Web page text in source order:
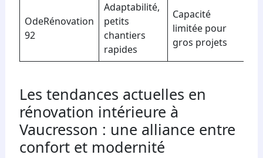
OdeRénovation
92
Adaptabilité,
petits
chantiers
rapides
Capacité
limitée pour
gros projets
Les tendances actuelles en
rénovation intérieure à
Vaucresson : une alliance entre
confort et modernité